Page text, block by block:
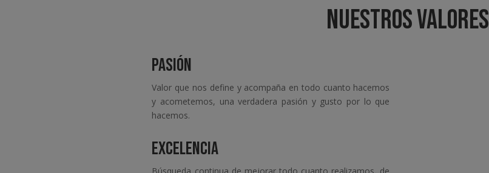
NUESTROS VALORES
PASIÓN
Valor que nos define y acompaña en todo cuanto hacemos
y acometemos, una verdadera pasión y gusto por lo que
hacemos.
EXCELENCIA